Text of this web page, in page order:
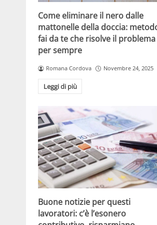
Pulizia del water con i consigli
Secondo le indicazioni
evitare la formazione di
può aumentare fino a tre o
WC,preferibilmente
Come eliminare il nero dalle
mattonelle della doccia:
fai da te che risolve il problema
per sempre
Romana Cordova Novembre 24, 2025
Leggi di più
Buone notizie per questi
lavoratori: c’è l’esonero